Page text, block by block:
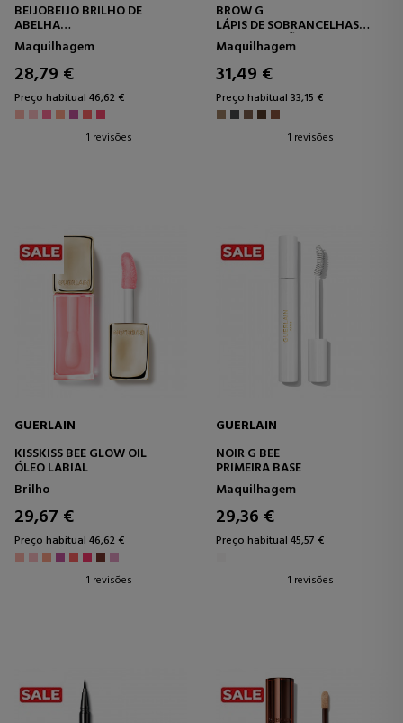
BEIJOBEIJO BRILHO DE
ABELHA
PROTETOR LABIAL
Maquilhagem
28,79 €
Preço habitual 46,62 €
1 revisões
BROW G
LÁPIS DE SOBRANCELHAS
ALTA PRECISÃO E LONGA
DURAÇÃO
Maquilhagem
31,49 €
Preço habitual 33,15 €
1 revisões
GUERLAIN
KISSKISS BEE GLOW OIL
ÓLEO LABIAL
Brilho
29,67 €
Preço habitual 46,62 €
1 revisões
GUERLAIN
NOIR G BEE
PRIMEIRA BASE
Maquilhagem
29,36 €
Preço habitual 45,57 €
1 revisões